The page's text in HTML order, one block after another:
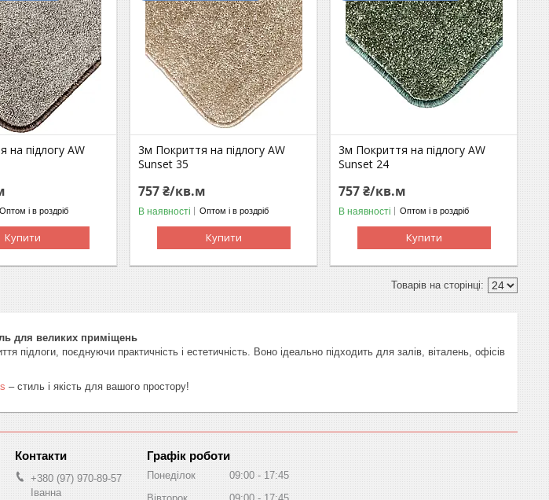
на підлогу AW
Оптом і в роздріб
Купити
3м Покриття на підлогу AW
Sunset 35
757 ₴/кв.м
В наявності Оптом і в роздріб
Купити
3м Покриття на підлогу AW
Sunset 24
757 ₴/кв.м
В наявності Оптом і в роздріб
Купити
для великих приміщень
підлоги, поєднуючи практичність і естетичність. Воно ідеально підходить для залів, віталень, офісів
– стиль і якість для вашого простору!
+380 (97) 970-89-57
Іванна
Графік роботи
Понеділок 09:00
17:45